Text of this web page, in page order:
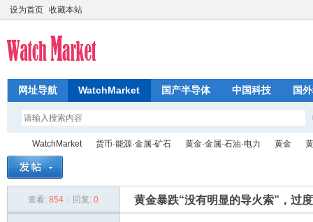
设为首页 收藏本站
网址导航 WatchMarket 国产半导体 中国科技 国
WatchMarket
›
货币·能源·金属·矿石
›
黄金·金属·石油·电力
›
黄金
›
查看: 854 回复: 0 黄金暴跌“没有明显的导火索”，过